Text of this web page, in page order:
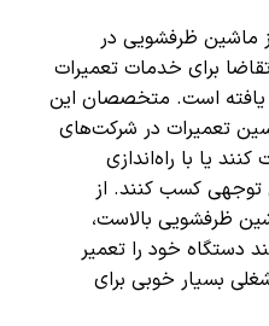
ماشین ظرفشویی در
برای خدمات تعمیرات
یافته است. متخصصان این
تعمیرات در شرکت‌های
یا با راه‌اندازی
کسب کنند. از
ظرفشویی بالاست،
دستگاه خود را تعمیر
بسیار خوبی برای